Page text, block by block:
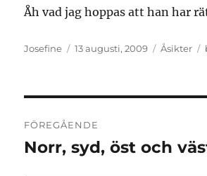
Åh vad jag hoppas att han har
Författare
Josefine
Publicerat
13 augusti, 2009 Åsikter
FÖREGÅENDE
Föregående
Norr, syd, öst och